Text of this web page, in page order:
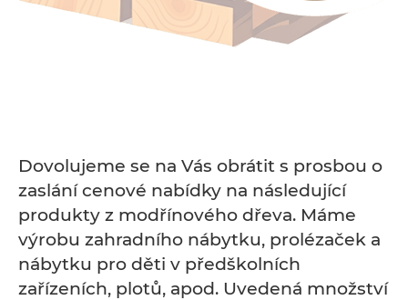
Dovolujeme se na Vás obrátit s prosbou o
zaslání cenové nabídky na následující
produkty z modřínového dřeva. Máme
výrobu zahradního nábytku, prolézaček a
nábytku pro děti v předškolních
zařízeních, plotů, apod. Uvedená množství